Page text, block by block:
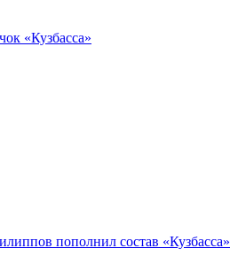
«Кузбасса»
пополнил состав «Кузбасса»